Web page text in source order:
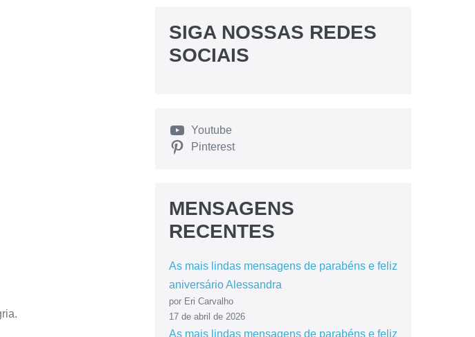
SIGA NOSSAS REDES
SOCIAIS
Youtube
Pinterest
MENSAGENS
RECENTES
As mais lindas mensagens de parabéns e feliz
aniversário Alessandra
por Eri Carvalho
17 de abril de 2026
As mais lindas mensagens de parabéns e feliz